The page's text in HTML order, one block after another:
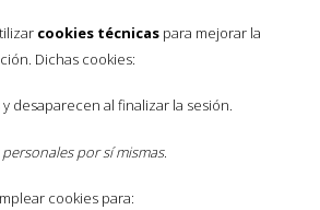
cookies técnicas para mejorar la
Dichas cookies:
y desaparecen al finalizar la sesión.
por sí mismas.
cookies para: